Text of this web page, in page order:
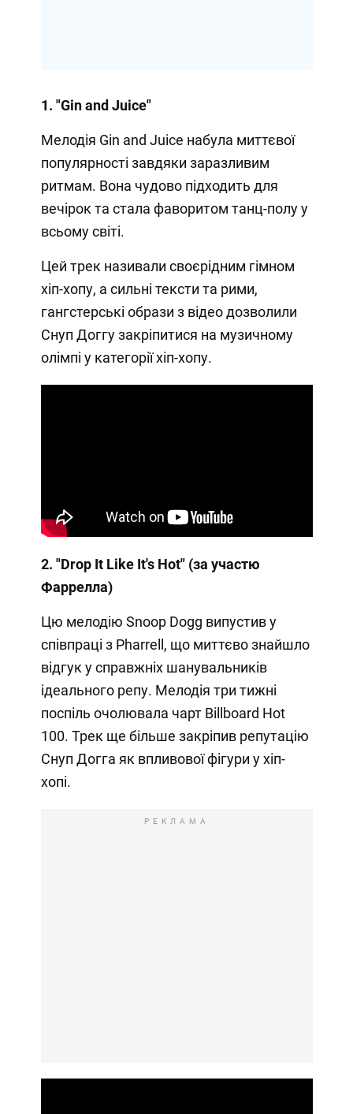
1. "Gin and Juice"
Мелодія Gin and Juice набула миттєвої
популярності завдяки заразливим
ритмам. Вона чудово підходить для
вечірок та стала фаворитом танц-полу у
всьому світі.
Цей трек називали своєрідним гімном
хіп-хопу, а сильні тексти та рими,
гангстерські образи з відео дозволили
Снуп Доггу закріпитися на музичному
олімпі у категорії хіп-хопу.
2. "Drop It Like It's Hot" (за участю
Фаррелла)
Цю мелодію Snoop Dogg випустив у
співпраці з Pharrell, що миттєво знайшло
відгук у справжніх шанувальників
ідеального репу. Мелодія три тижні
поспіль очолювала чарт Billboard Hot
100. Трек ще більше закріпив репутацію
Снуп Догга як впливової фігури у хіп-
хопі.
РЕКЛАМА